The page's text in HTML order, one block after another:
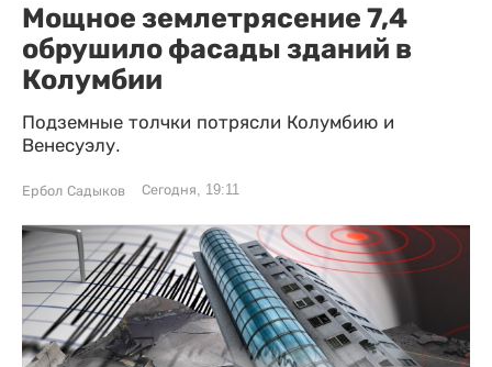
Мощное землетрясение 7,4
обрушило фасады зданий в
Колумбии
Подземные толчки потрясли Колумбию и
Венесуэлу.
Ербол Садыков Сегодня, 19:11